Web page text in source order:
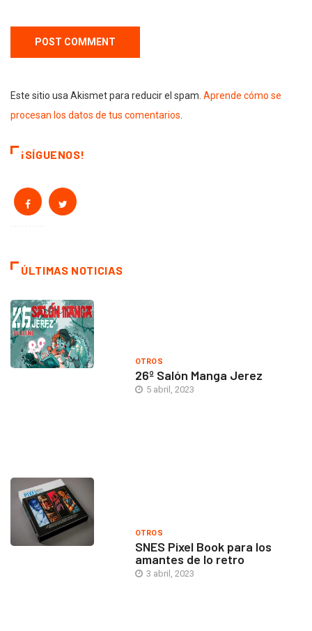
Este sitio usa Akismet para reducir el spam. Aprende cómo se
procesan los datos de tus comentarios
¡SÍGUENOS!
ÚLTIMAS NOTICIAS
OTROS
26º Salón Manga Jerez
5 abril, 2023
OTROS
SNES Pixel Book para los
amantes de lo retro
3 abril, 2023